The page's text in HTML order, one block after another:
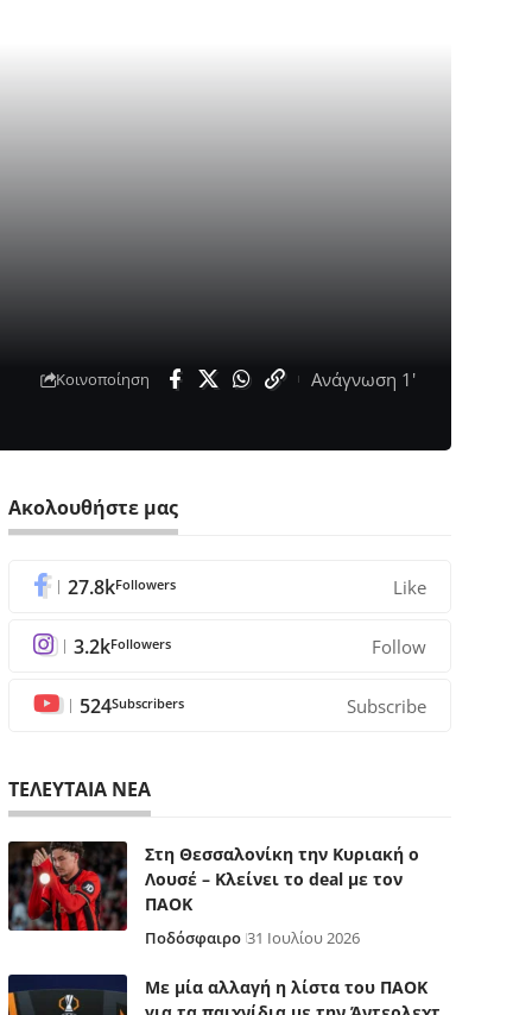
Κοινοποίηση Ανάγνωση 1'
Ακολουθήστε μας
27.8kFollowers Like
3.2kFollowers Follow
524Subscribers Subscribe
ΤΕΛΕΥΤΑΙΑ ΝΕΑ
Στη Θεσσαλονίκη την Κυριακή ο
Λουσέ – Κλείνει το deal με τον
ΠΑΟΚ
Ποδόσφαιρο 31 Ιουλίου 2026
Με μία αλλαγή η λίστα του ΠΑΟΚ